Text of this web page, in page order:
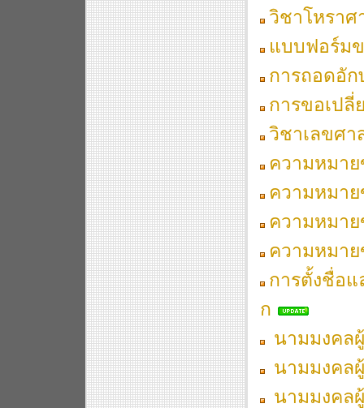
วิชาโหรา
แบบฟอร์ม
การถอดอัก
การขอเปลี่
วิชาเลขศา
ความหมา
ความหมา
ความหมา
ความหมา
การตั้งชื่อ
ก
นามมงคล
นามมงคล
นามมงคล